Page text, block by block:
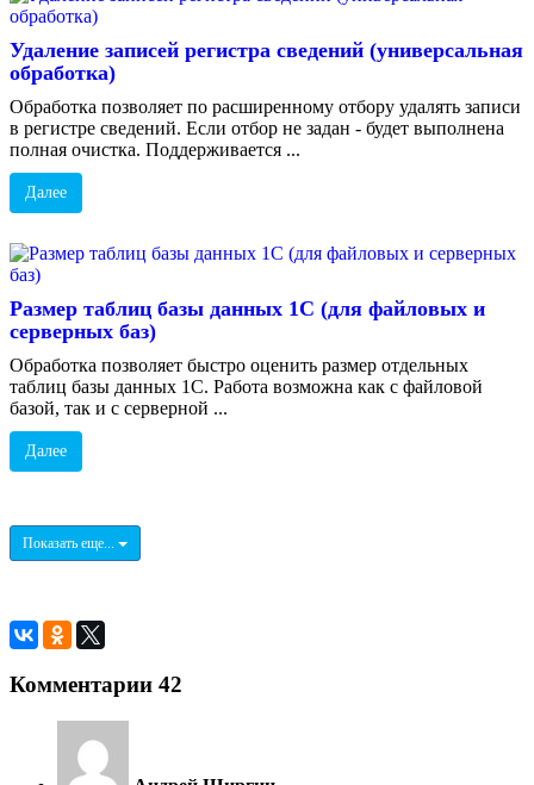
Удаление записей регистра сведений (универсальная
обработка)
Обработка позволяет по расширенному отбору удалять записи
в регистре сведений. Если отбор не задан - будет выполнена
полная очистка. Поддерживается ...
Далее
Размер таблиц базы данных 1С (для файловых и
серверных баз)
Обработка позволяет быстро оценить размер отдельных
таблиц базы данных 1С. Работа возможна как с файловой
базой, так и с серверной ...
Далее
Показать еще...
Комментарии 42